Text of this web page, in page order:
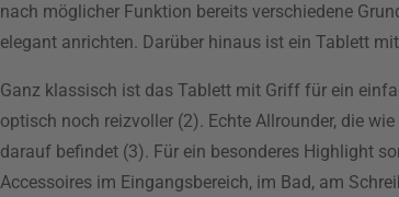
nach möglicher Funktion bereits verschiedene
elegant anrichten. Darüber hinaus ist ein Tablett
Ganz klassisch ist das Tablett mit Griff für ein
optisch noch reizvoller (2). Echte Allrounder, die
darauf befindet (3). Für ein besonderes Highlight
Accessoires im Eingangsbereich, im Bad, am